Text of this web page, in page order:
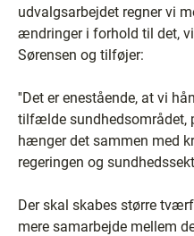
udvalgsarbejdet regner vi
ændringer i forhold til det, vi
Sørensen og tilføjer:
''Det er enestående, at vi
tilfælde sundhedsområdet,
hænger det sammen med
regeringen og
Der skal skabes større
mere samarbejde mellem